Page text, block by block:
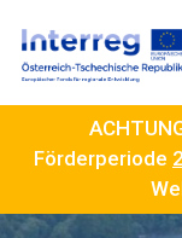
Förderperiode